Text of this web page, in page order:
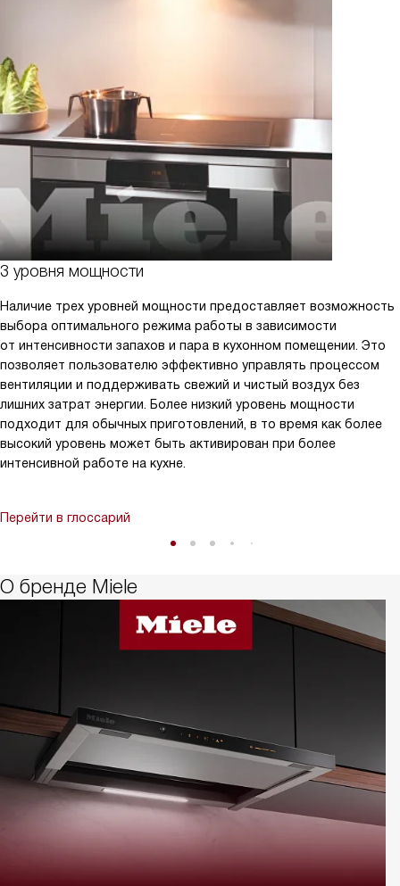
3 уровня мощности
Наличие трех уровней мощности предоставляет возможность
выбора оптимального режима работы в зависимости
от интенсивности запахов и пара в кухонном помещении. Это
позволяет пользователю эффективно управлять процессом
вентиляции и поддерживать свежий и чистый воздух без
лишних затрат энергии. Более низкий уровень мощности
подходит для обычных приготовлений, в то время как более
высокий уровень может быть активирован при более
интенсивной работе на кухне.
Перейти в глоссарий
О бренде Miele